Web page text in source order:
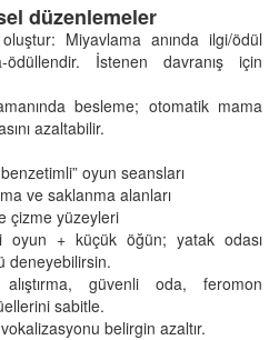
düzenlemeler
Miyavlama anında ilgi/ödül
İstenen davranış için
besleme; otomatik mama
azaltabilir.
oyun seansları
ve saklanma alanları
çizme yüzeyleri
oyun + küçük öğün; yatak odası
deneyebilirsin.
güvenli oda, feromon
sabitle.
vokalizasyonu belirgin azaltır.